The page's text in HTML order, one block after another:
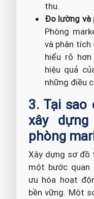
thu.
Đo lường và
Phòng
và phân
hiểu rõ
hiệu quả
những điều
3. Tại sao
xây
phòng
Xây dựng sơ đồ
một bước quan
ưu hóa hoạt
bền vững. Một